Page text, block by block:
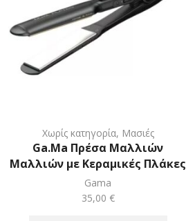
Χωρίς κατηγορία, Μασιές
Ga.Ma Πρέσα Μαλλιών
Μαλλιών με Κεραμικές Πλάκες
Gama
35,00 €